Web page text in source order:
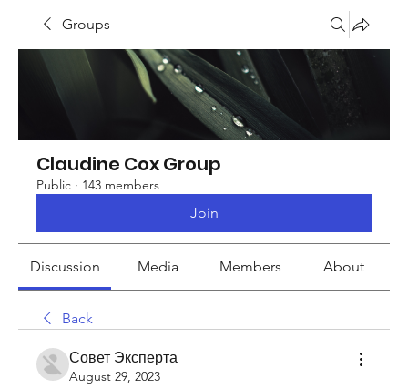
Groups
Claudine Cox Group
Public · 143 members
Join
Discussion Media Members About
Back
Совет Эксперта
August 29, 2023